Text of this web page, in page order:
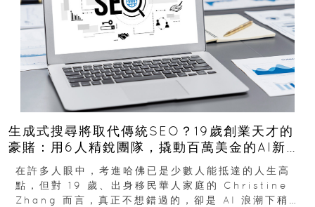
生成式搜尋將取代傳統SEO？19歲創業天才的
豪賭：用6人精銳團隊，撬動百萬美金的AI新商
機
在許多人眼中，考進哈佛已是少數人能抵達的人生高
點，但對 19 歲、出身移民華人家庭的 Christine
Zhang 而言，真正不想錯過的，卻是 AI 浪潮下稍縱